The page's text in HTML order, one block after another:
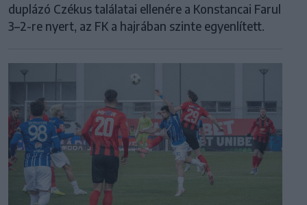
duplázó Czékus találatai ellenére a Konstancai Farul
3–2-re nyert, az FK a hajrában szinte egyenlített.